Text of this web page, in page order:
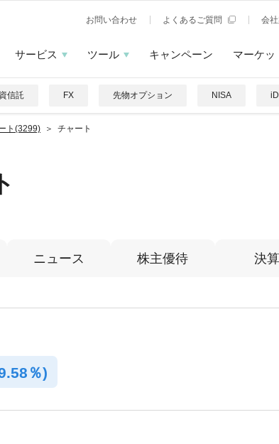
お問い合わせ よくあるご質問 会
サービス ツール キャンペーン マーケッ
信託 FX 先物オプション NISA
ト(3299) チャート
ニュース 株主優待 決算
％)